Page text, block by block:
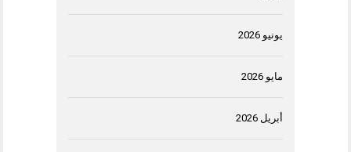
يونيو 2026
مايو 2026
أبريل 2026